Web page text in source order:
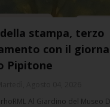
stampa, terzo
con il
Pipitone
Al Giardino del Museo